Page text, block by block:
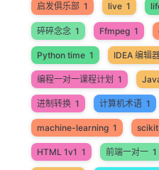
启发俱乐部 1 live 1
碎碎念念 1 Ffmpeg 1
Python time 1 IDEA 编辑
编程一对一课程计划 1
进制转换 1 计算机术语 1
machine-learning 1
HTML 1v1 1 前端一对一 1